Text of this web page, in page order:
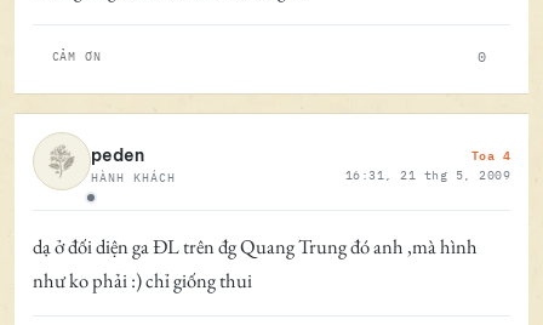
CẢM ƠN 0
Ngoại tuyến
peden
HÀNH KHÁCH
Toa 4
16:31, 21 thg 5, 2009
dạ ở đối diện ga ĐL trên đg Quang Trung đó anh ,mà hình
như ko phải :) chỉ giống thui